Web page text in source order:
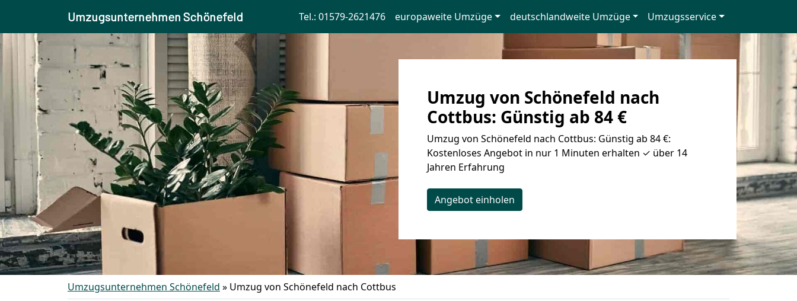
Umzugsunternehmen Schönefeld Tel.: 01579-2621476 europaweite Umzüge deutschlandweite Umzüge Umzugsservice
Umzug von Schönefeld nach
Cottbus: Günstig ab 84 €
Umzug von Schönefeld nach Cottbus: Günstig ab 84 €:
Kostenloses Angebot in nur 1 Minuten erhalten ✓ über 14
Jahren Erfahrung
Angebot einholen
Umzugsunternehmen Schönefeld » Umzug von Schönefeld nach Cottbus